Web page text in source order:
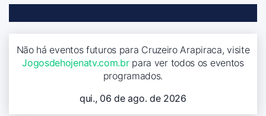
Não há eventos futuros para Cruzeiro Arapiraca, visite
Jogosdehojenatv.com.brpara ver todos os eventos
programados.
qui., 06 de ago. de 2026